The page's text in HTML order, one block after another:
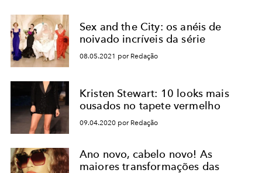
Sex and the City: os anéis de
noivado incríveis da série
08.05.2021 por Redação
Kristen Stewart: 10 looks mais
ousados no tapete vermelho
09.04.2020 por Redação
Ano novo, cabelo novo! As
maiores transformações das